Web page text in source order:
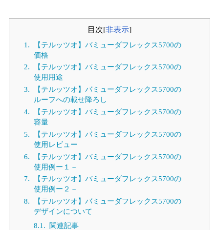
目次[非表示]
1.
【テルッツオ】バミューダフレックス5700の
価格
2.
【テルッツオ】バミューダフレックス5700の
使用用途
3.
【テルッツオ】バミューダフレックス5700の
ルーフへの載せ降ろし
4.
【テルッツオ】バミューダフレックス5700の
容量
5.
【テルッツオ】バミューダフレックス5700の
使用レビュー
6.
【テルッツオ】バミューダフレックス5700の
使用例ー１－
7.
【テルッツオ】バミューダフレックス5700の
使用例ー２－
8.
【テルッツオ】バミューダフレックス5700の
デザインについて
8.1. 関連記事